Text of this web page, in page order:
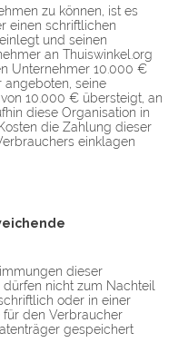
zu können, ist es
einen schriftlichen
und seinen
an Thuiswinkel.org
Unternehmer 10.000 €
seine
10.000 € übersteigt, an
diese Organisation in
die Zahlung dieser
einklagen
dieser
nicht zum Nachteil
oder in einer
den Verbraucher
gespeichert